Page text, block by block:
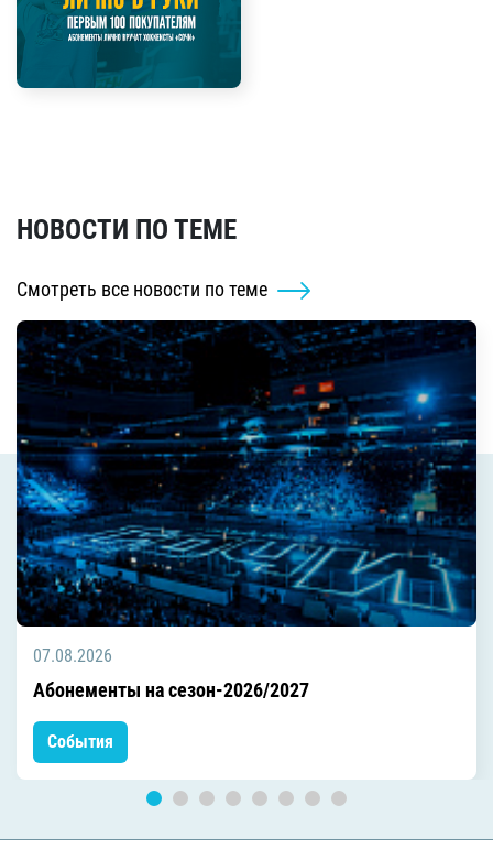
НОВОСТИ ПО ТЕМЕ
Смотреть все новости по теме
07.08.2026
Абонементы на сезон-2026/2027
События